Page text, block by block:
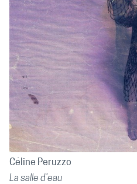
Céline Peruzzo
La salle d’eau